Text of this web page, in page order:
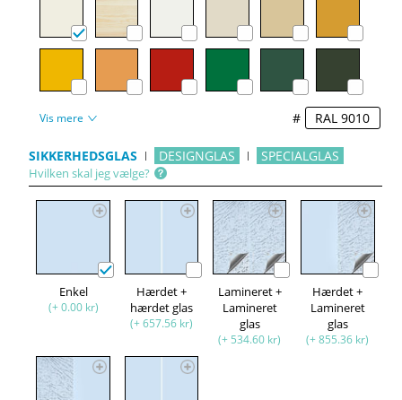
Vis mere #
SIKKERHEDSGLAS DESIGNGLAS SPECIALGLAS
Hvilken skal jeg vælge?
Enkel
(+ 0.00 kr)
Hærdet +
hærdet glas
(+ 657.56 kr)
Lamineret +
Lamineret
glas
(+ 534.60 kr)
Hærdet +
Lamineret
glas
(+ 855.36 kr)